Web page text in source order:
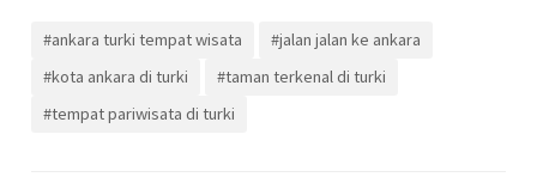
#ankara turki tempat wisata
#jalan jalan ke ankara
#kota ankara di turki
#taman terkenal di turki
#tempat pariwisata di turki